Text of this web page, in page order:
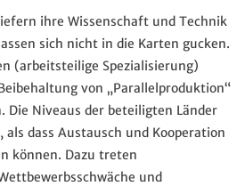
ihre Wissenschaft und Technik
sich nicht in die Karten gucken.
(arbeitsteilige Spezialisierung)
von „Parallelproduktion“
Die Niveaus der beteiligten Länder
dass Austausch und Kooperation
können. Dazu treten
und